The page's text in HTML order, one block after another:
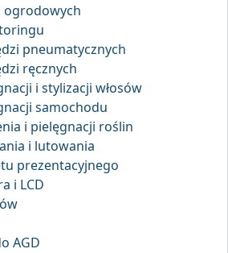
ogrodowych
pneumatycznych
ręcznych
i stylizacji włosów
samochodu
i pielęgnacji roślin
i lutowania
prezentacyjnego
i LCD
AGD